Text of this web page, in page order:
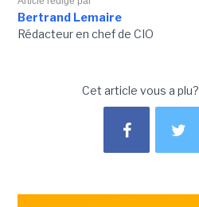
Bertrand Lemaire
Rédacteur en chef de CIO
Cet article vous a plu?